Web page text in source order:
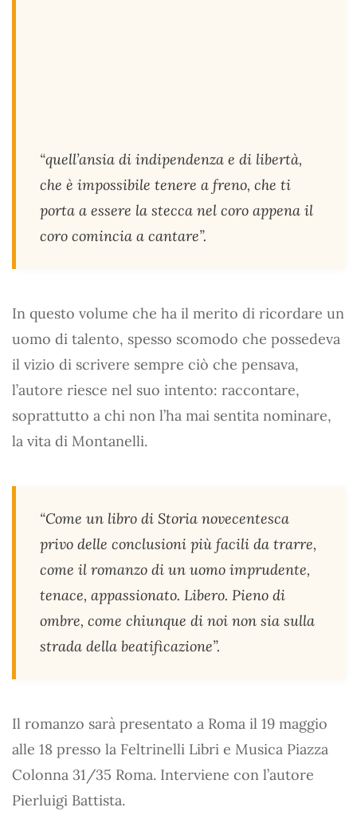
“quell’ansia di indipendenza e di libertà,
che è impossibile tenere a freno, che ti
porta a essere la stecca nel coro appena il
coro comincia a cantare”.
In questo volume che ha il merito di ricordare un
uomo di talento, spesso scomodo che possedeva
il vizio di scrivere sempre ciò che pensava,
l’autore riesce nel suo intento: raccontare,
soprattutto a chi non l’ha mai sentita nominare,
la vita di Montanelli.
“Come un libro di Storia novecentesca
privo delle conclusioni più facili da trarre,
come il romanzo di un uomo imprudente,
tenace, appassionato. Libero. Pieno di
ombre, come chiunque di noi non sia sulla
strada della beatificazione”.
Il romanzo sarà presentato a Roma il 19 maggio
alle 18 presso la Feltrinelli Libri e Musica Piazza
Colonna 31/35 Roma. Interviene con l’autore
Pierluigi Battista.